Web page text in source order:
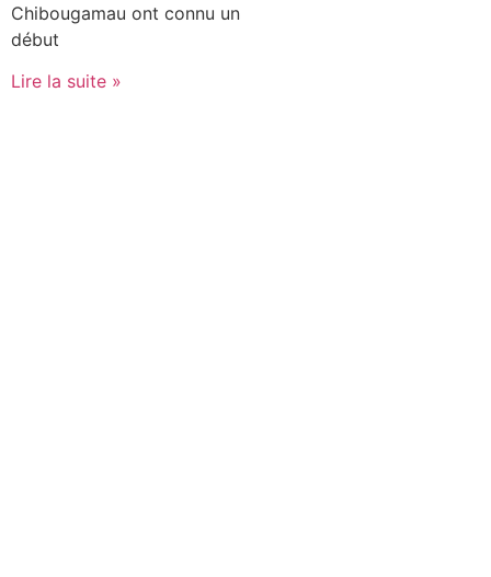
Chibougamau ont connu un
début
Lire la suite »